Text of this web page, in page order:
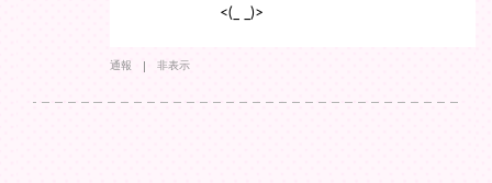
<(_ _)>
通報 非表示